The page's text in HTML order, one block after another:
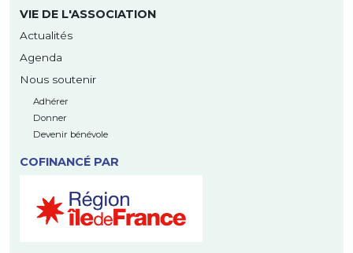
VIE DE L'ASSOCIATION
Actualités
Agenda
Nous soutenir
Adhérer
Donner
Devenir bénévole
COFINANCÉ PAR